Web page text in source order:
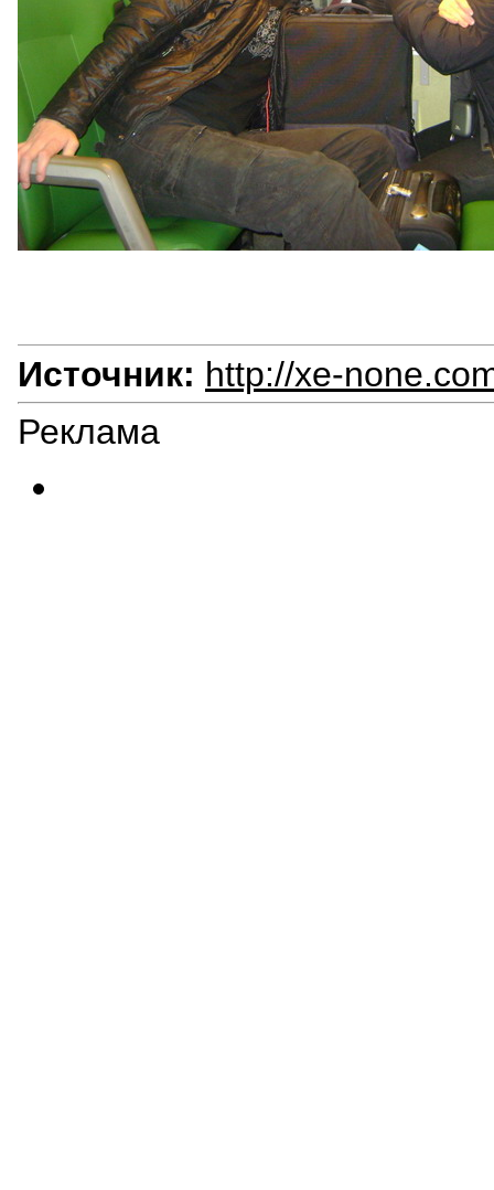
Источник: http://xe-
Реклама